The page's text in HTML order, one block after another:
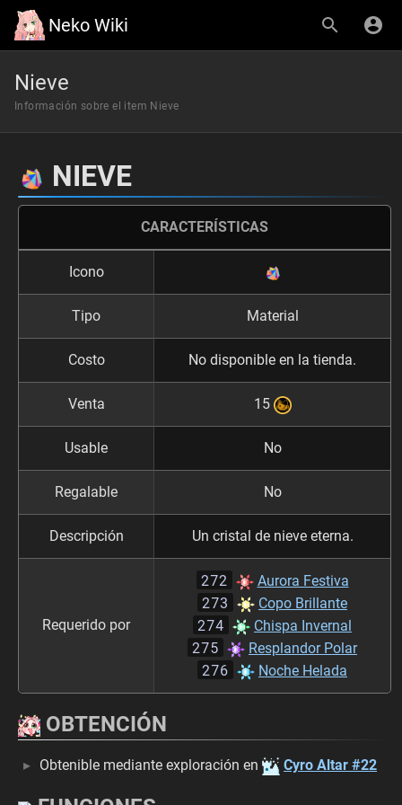
Neko Wiki
Nieve
Información sobre el item Nieve
NIEVE
CARACTERÍSTICAS
Icono
Tipo Material
Costo No disponible en la tienda.
Venta 15
Usable No
Regalable No
Descripción Un cristal de nieve eterna.
Requerido por
272 Aurora Festiva
273 Copo Brillante
274 Chispa Invernal
275 Resplandor Polar
276 Noche Helada
OBTENCIÓN
Obtenible mediante exploración en Cyro Altar #22